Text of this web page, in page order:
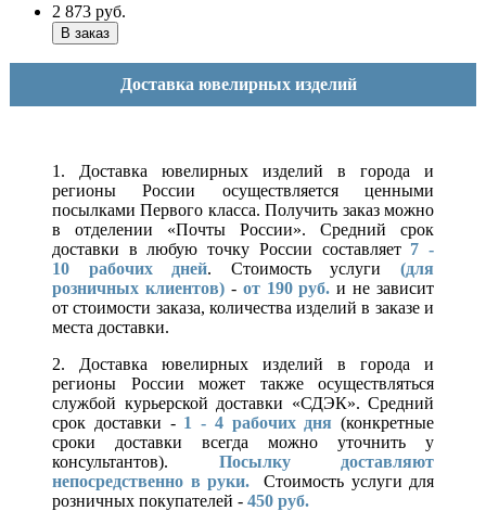
2 873 руб.
Доставка ювелирных изделий
1. Доставка ювелирных изделий в города и
регионы России осуществляется ценными
посылками Первого класса. Получить заказ можно
в отделении «Почты России». Средний срок
доставки в любую точку России составляет 7 -
10 рабочих дней. Стоимость услуги(для
розничных клиентов)- от 190 руб. и не зависит
от стоимости заказа, количества изделий в заказе и
места доставки.
2. Доставка ювелирных изделий в города и
регионы России может также осуществляться
службой курьерской доставки «СДЭК». Средний
срок доставки - 1 - 4 рабочих дня (конкретные
сроки доставки всегда можно уточнить у
консультантов). Посылку доставляют
непосредственно в руки.
Стоимость услуги для
розничных покупателей - 450 руб.